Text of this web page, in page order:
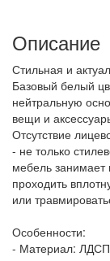
Описание
Стильная и
Базовый белый
нейтральную
вещи и
Отсутствие
- не только
мебель
проходить
или
Особенности:
- Материал: ЛДСП